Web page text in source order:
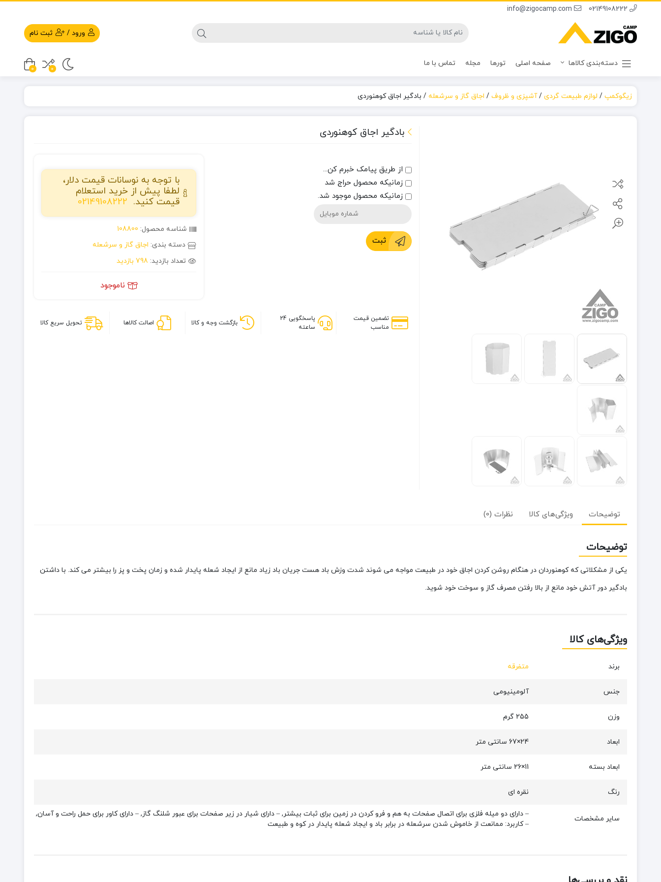
02149108222
info@zigocamp.com
ورود / ثبت نام
دسته‌بندی کالاها صفحه اصلی تورها مجله تماس با ما
0
0
زیگوکمپ/ لوازم طبیعت گردی/آشپزی و ظروف/ اجاق گاز و سرشعله / بادگیر اجاق کوهنوردی
بادگیر اجاق کوهنوردی
از طریق پیامک خبرم کن...
زمانیکه محصول حراج شد
زمانیکه محصول موجود شد.
ثبت
با توجه به نوسانات قیمت دلار،
لطفا پیش از خرید استعلام
قیمت کنید. 02149108222
شناسه محصول: 108800
دسته بندی: اجاق گاز و سرشعله
تعداد بازدید: 798 بازدید
ناموجود
تضمین قیمت
مناسب
پاسخگویی 24
ساعته
بازگشت وجه و کالا اصالت کالاها تحویل سریع کالا
توضیحات ویژگی‌های کالا نظرات (0)
توضیحات
یکی از مشکلاتی که کوهنوردان در هنگام روشن کردن اجاق خود در طبیعت مواجه می شوند شدت وزش باد هست جریان باد زیاد مانع از ایجاد شعله پایدار شده و زمان پخت و پز را بیشتر می کند. با داشتن
بادگیر دور آتش خود مانع از بالا رفتن مصرف گاز و سوخت خود شوید.
ویژگی‌های کالا
برند متفرقه
جنس آلومینیومی
وزن 255 گرم
ابعاد 24×67 سانتی متر
ابعاد بسته 11×26 سانتی متر
رنگ نقره ای
سایر مشخصات
– دارای دو میله فلزی برای اتصال صفحات به هم و فرو کردن در زمین برای ثبات بیشتر, – دارای شیار در زیر صفحات برای عبور شلنگ گاز, – دارای کاور برای حمل راحت و آسان,
– کاربرد: ممانعت از خاموش شدن سرشعله در برابر باد و ایجاد شعله پایدار در کوه و طبیعت